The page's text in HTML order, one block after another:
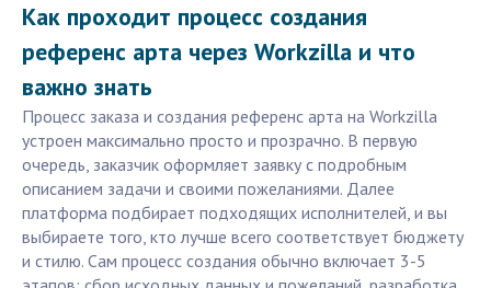
Как проходит процесс создания
референс арта через Workzilla и что
важно знать
Процесс заказа и создания референс арта на Workzilla
устроен максимально просто и прозрачно. В первую
очередь, заказчик оформляет заявку с подробным
описанием задачи и своими пожеланиями. Далее
платформа подбирает подходящих исполнителей, и вы
выбираете того, кто лучше всего соответствует бюджету
и стилю. Сам процесс создания обычно включает 3-5